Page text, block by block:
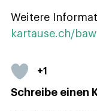
Weitere
kartause.ch/baw
+1
Schreibe einen